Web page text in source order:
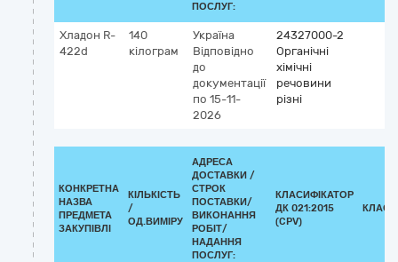
ПОСЛУГ:
Хладон R-
422d
140
кілограм
Україна
Відповідно
до
документації
по 15-11-
2026
24327000-2
Органічні
хімічні
речовини
різні
КОНКРЕТНА
НАЗВА
ПРЕДМЕТА
ЗАКУПІВЛІ
КІЛЬКІСТЬ
/
ОД.ВИМІРУ
АДРЕСА
ДОСТАВКИ /
СТРОК
ПОСТАВКИ/
ВИКОНАННЯ
РОБІТ/
НАДАННЯ
ПОСЛУГ:
КЛАСИФІКАТОР
ДК 021:2015
(CPV)